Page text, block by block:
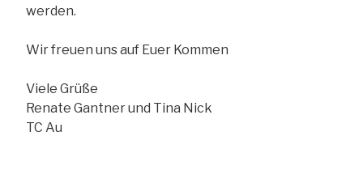
werden.
Wir freuen uns auf Euer Kommen
Viele Grüße
Renate Gantner und Tina Nick
TC Au